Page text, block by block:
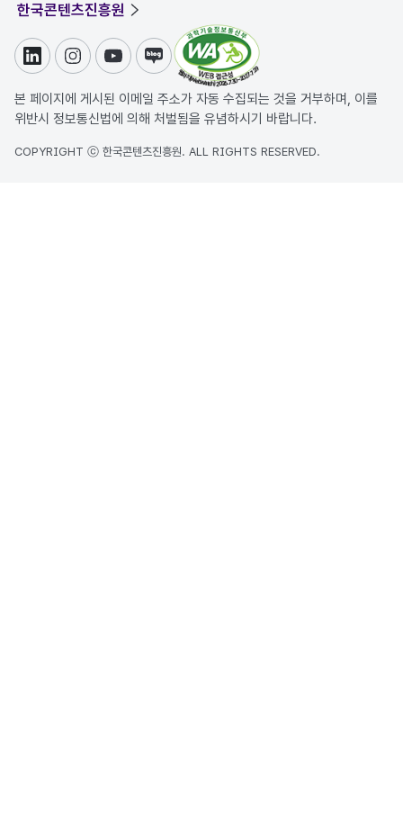
한국콘텐츠진흥원
링크드인인스타그램
유튜브블로그
본 페이지에 게시된 이메일 주소가 자동 수집되는 것을 거부하며, 이를
위반시 정보통신법에 의해 처벌됨을 유념하시기 바랍니다.
COPYRIGHT ⓒ 한국콘텐츠진흥원. ALL RIGHTS RESERVED.